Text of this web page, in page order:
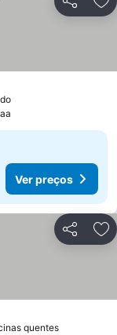
Partilhar
Ver preços
Partilhar
quentes